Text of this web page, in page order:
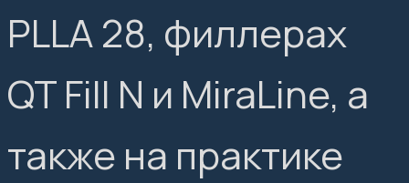
PLLA 28, филлерах
QT Fill N и MiraLine, а
также на практике